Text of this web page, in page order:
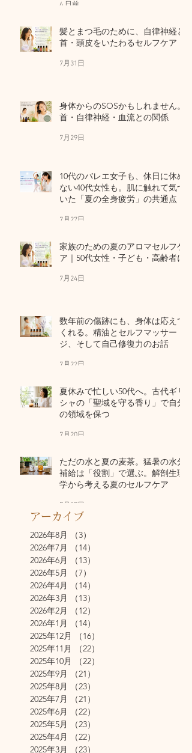
6 日前
髪とまつ毛のために、自律神経と
首・頭皮をいたわるセルフケア
7月31日
身体からのSOSかもしれません。
首・自律神経・血流との関係
7月29日
10代のバレエ女子も、休日に休め
ない40代女性も。肌に触れて気づ
いた「夏の全身疲労」の共通点
7月27日
家族のための夏のアロマセルフケ
ア｜50代女性・子ども・高齢者に
7月24日
数年前の傷跡にも、身体は応えて
くれる。精油とセルフマッサー
ジ、そして自己修復力のお話
7月22日
夏休みで忙しい50代へ。古代ギリ
シャの「聖域を守る香り」で自分
の領域を保つ
7月20日
ただの水と夏の麦茶。猛暑の水分
補給は「役割」で選ぶ。解剖生理
学から考える夏のセルフケア
7月17日
アーカイブ
2026年8月
（3）
2026年7月
（14）
2026年6月
（13）
2026年5月
（7）
2026年4月
（14）
2026年3月
（13）
2026年2月
（12）
2026年1月
（14）
2025年12月
（16）
2025年11月
（22）
2025年10月
（22）
2025年9月
（21）
2025年8月
（23）
2025年7月
（21）
2025年6月
（22）
2025年5月
（23）
2025年4月
（22）
2025年3月
（23）